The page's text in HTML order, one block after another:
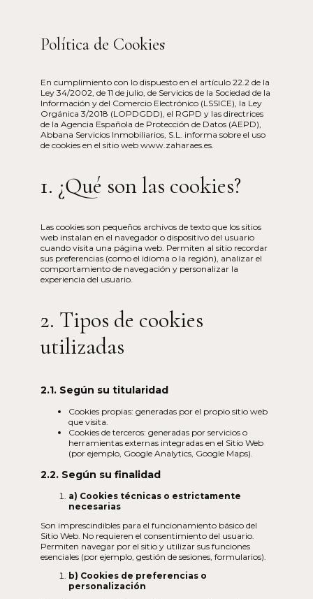
Política de Cookies
En cumplimiento con lo dispuesto en el artículo 22.2 de la
Ley 34/2002, de 11 de julio, de Servicios de la Sociedad de la
Información y del Comercio Electrónico (LSSICE), la Ley
Orgánica 3/2018 (LOPDGDD), el RGPD y las directrices
de la Agencia Española de Protección de Datos (AEPD),
Abbana Servicios Inmobiliarios, S.L. informa sobre el uso
de cookies en el sitio web www.zaharaes.es.
1. ¿Qué son las cookies?
Las cookies son pequeños archivos de texto que los sitios
web instalan en el navegador o dispositivo del usuario
cuando visita una página web. Permiten al sitio recordar
sus preferencias (como el idioma o la región), analizar el
comportamiento de navegación y personalizar la
experiencia del usuario.
2. Tipos de cookies
utilizadas
2.1. Según su titularidad
Cookies propias: generadas por el propio sitio web
que visita.
Cookies de terceros: generadas por servicios o
herramientas externas integradas en el Sitio Web
(por ejemplo, Google Analytics, Google Maps).
2.2. Según su finalidad
a) Cookies técnicas o estrictamente
necesarias
Son imprescindibles para el funcionamiento básico del
Sitio Web. No requieren el consentimiento del usuario.
Permiten navegar por el sitio y utilizar sus funciones
esenciales (por ejemplo, gestión de sesiones, formularios).
b) Cookies de preferencias o
personalización